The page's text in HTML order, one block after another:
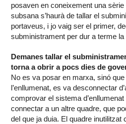
posaven en coneixement una
subsana s’haurà de tallar el
portaveus, i jo vaig ser el primer,
subministrament per dur a terme la
Demanes tallar el
torna a obrir a pocs dies de
No es va posar en marxa, sinó
l’enllumenat, es va desconnectar
comprovar el sistema
connectar a un altre quadre, que
del que ja duia. El quadre inutilitzat